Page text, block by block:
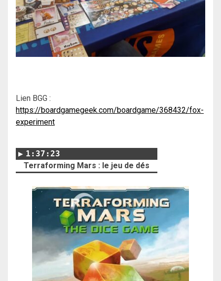
Lien BGG :
https://boardgamegeek.com/boardgame/368432/fox-
experiment
1:37:23
Terraforming Mars : le jeu de dés